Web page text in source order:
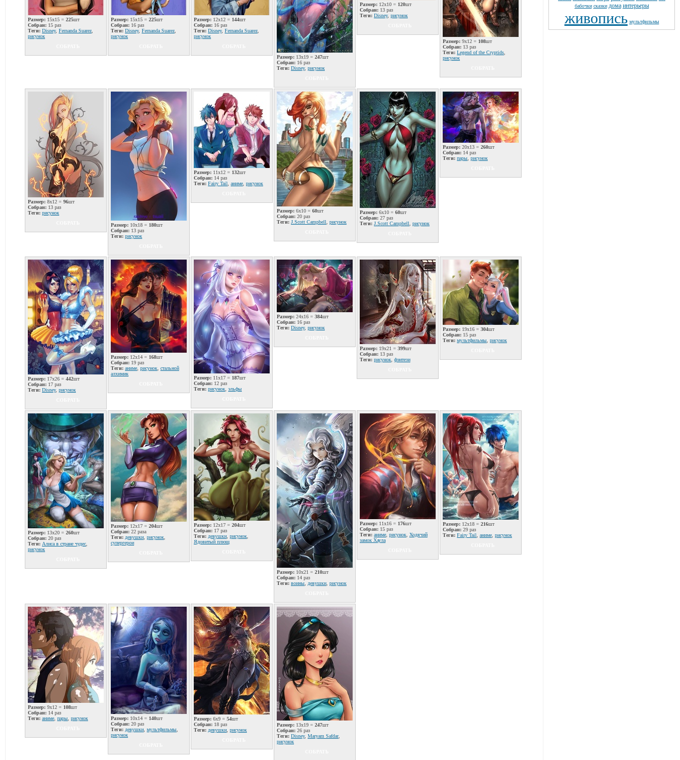
бабочки сказки дома интерьеры
живопись мультфильмы
Размер: 15x15 = 225шт
Собран: 15 раз
Теги: Disney, Fernanda Suarez
рисунок
Размер: 15x15 = 225шт
Собран: 16 раз
Теги: Disney, Fernanda Suarez
рисунок
Размер: 12x12 = 144шт
Собран: 16 раз
Теги: Disney, Fernanda Suarez
рисунок
Размер: 13x19 = 247шт
Собран: 16 раз
Теги: Disney, рисунок
Размер: 12x10 = 120шт
Собран: 13 раз
Теги: Disney, рисунок
Размер: 9x12 = 108шт
Собран: 13 раз
Теги: Legend of the Cryptids
рисунок
Размер: 8x12 = 96шт
Собран: 13 раз
Теги: рисунок
Размер: 10x18 = 180шт
Собран: 13 раз
Теги: рисунок
Размер: 11x12 = 132шт
Собран: 14 раз
Теги: Fairy Tail аниме рисунок
Размер: 6x10 = 60шт
Собран: 20 раз
Теги: J.Scott Campbell
рисунок
Размер: 6x10 = 60шт
Собран: 27 раз
Теги: J.Scott Campbell
рисунок
Размер: 20x13 = 260шт
Собран: 14 раз
Теги: пары рисунок
Размер: 17x26 = 442шт
Собран: 17 раз
Теги: Disney, рисунок
Размер: 12x14 = 168шт
Собран: 19 раз
Теги: аниме рисунок стальной
алхимик
Размер: 11x17 = 187шт
Собран: 12 раз
Теги: рисунок эльфы
Размер: 24x16 = 384шт
Собран: 16 раз
Теги: Disney, рисунок
Размер: 19x21 = 399шт
Собран: 13 раз
Теги: рисунок фэнтези
Размер: 19x16 = 304шт
Собран: 15 раз
Теги: мультфильмы рисунок
Размер: 13x20 = 260шт
Собран: 20 раз
Теги: Алиса в стране чудес
рисунок
Размер: 12x17 = 204шт
Собран: 22 раза
Теги: девушки рисунок
супергерои
Размер: 12x17 = 204шт
Собран: 17 раз
Теги: девушки рисунок
Ядовитый плющ
Размер: 10x21 = 210шт
Собран: 14 раз
Теги: воины девушки рисунок
Размер: 11x16 = 176шт
Собран: 15 раз
Теги: аниме рисунок Ходячий
замок Хаула
Размер: 12x18 = 216шт
Собран: 29 раз
Теги: Fairy Tail аниме рисунок
Размер: 9x12 = 108шт
Собран: 14 раз
Теги: аниме пары рисунок
Размер: 10x14 = 140шт
Собран: 20 раз
Теги: девушки мультфильмы
рисунок
Размер: 6x9 = 54шт
Собран: 18 раз
Теги: девушки рисунок
Размер: 13x19 = 247шт
Собран: 26 раз
Теги: Disney, Maryam Safdar,
рисунок